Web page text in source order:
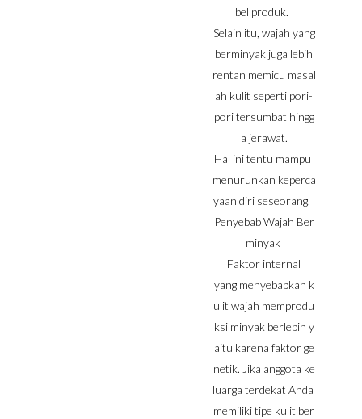
bel produk.
Selain itu, wajah yang
berminyak juga lebih
rentan memicu masal
ah kulit seperti pori-
pori tersumbat hingg
a jerawat.
Hal ini tentu mampu
menurunkan keperca
yaan diri seseorang.
Penyebab Wajah Ber
minyak
Faktor internal
yang menyebabkan k
ulit wajah memprodu
ksi minyak berlebih y
aitu karena faktor ge
netik. Jika anggota ke
luarga terdekat Anda
memiliki tipe kulit ber